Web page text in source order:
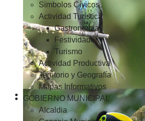
Simbolos Cívicos
Actividad Turística
Gastronomía
Festividades
Turismo
Actividad Productiva
Territorio y Geografía
Mapas Informativos
GOBIERNO MUNICIPAL
Alcaldia